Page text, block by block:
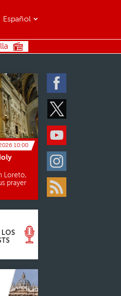
Twitter
Youtube
Instagram
Rss
Español
10:00
Loreto,
prayer
LOS